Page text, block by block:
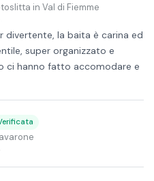
in Val di Fiemme
la baita è carina ed
super organizzato e
ci hanno fatto accomodare e